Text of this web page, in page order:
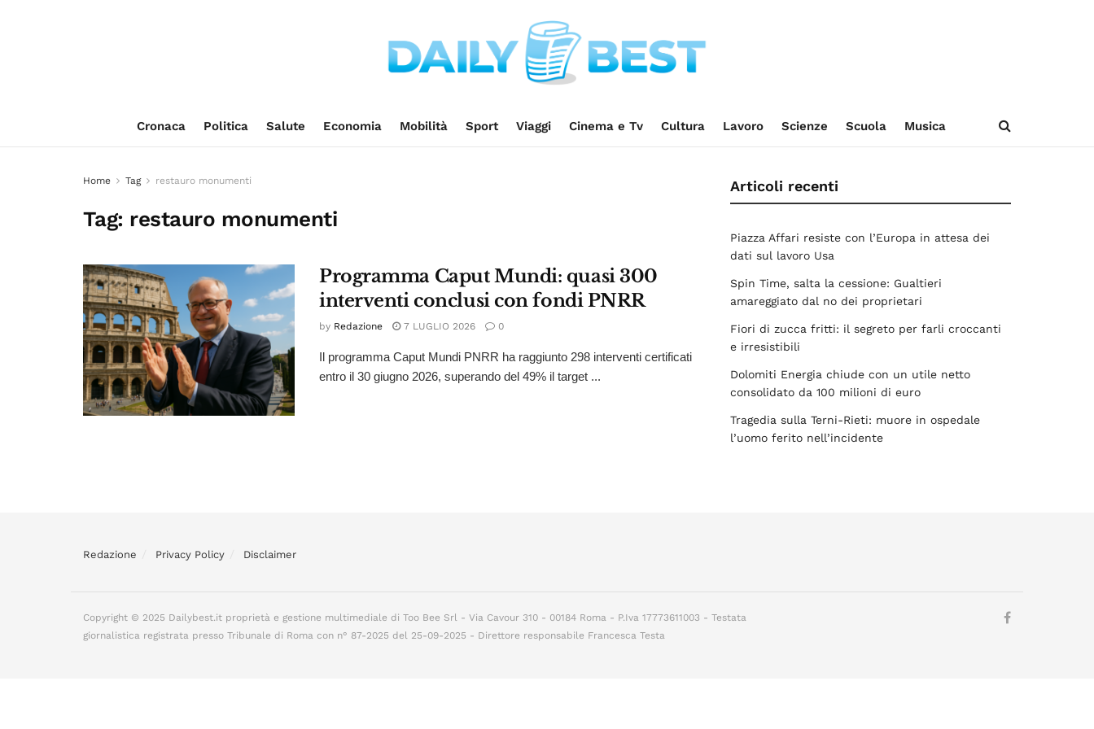
Cronaca Politica Salute Economia Mobilità Sport Viaggi Cinema e Tv Cultura Lavoro Scienze Scuola Musica
Home Tag restauro monumenti
Tag: restauro monumenti
Programma Caput Mundi: quasi 300
interventi conclusi con fondi PNRR
by Redazione 7 LUGLIO 2026 0
Il programma Caput Mundi PNRR ha raggiunto 298 interventi certificati
entro il 30 giugno 2026, superando del 49% il target ...
Articoli recenti
Piazza Affari resiste con l’Europa in attesa dei
dati sul lavoro Usa
Spin Time, salta la cessione: Gualtieri
amareggiato dal no dei proprietari
Fiori di zucca fritti: il segreto per farli croccanti
e irresistibili
Dolomiti Energia chiude con un utile netto
consolidato da 100 milioni di euro
Tragedia sulla Terni-Rieti: muore in ospedale
l’uomo ferito nell’incidente
Redazione Privacy Policy Disclaimer
Copyright © 2025 Dailybest.it proprietà e gestione multimediale di Too Bee Srl - Via Cavour 310 - 00184 Roma - P.Iva 17773611003 - Testata
giornalistica registrata presso Tribunale di Roma con n° 87-2025 del 25-09-2025 - Direttore responsabile Francesca Testa